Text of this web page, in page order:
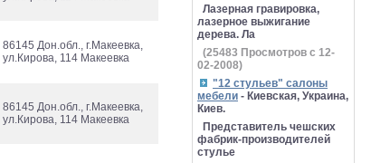
86145 Дон.обл., г.Макеевка,
ул.Кирова, 114 Макеевка
86145 Дон.обл., г.Макеевка,
ул.Кирова, 114 Макеевка
Лазерная гравировка,
лазерное выжигание
дерева. Ла
(25483 Просмотров с 12-
02-2008)
"12 стульев" салоны
мебели - Киевская, Украина,
Киев.
Представитель чешских
фабрик-производителей
стулье